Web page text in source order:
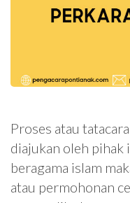
Proses atau
diajukan oleh pihak
beragama islam
atau permohonan